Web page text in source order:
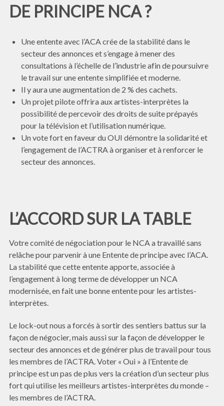
DE PRINCIPE NCA ?
Une entente avec l’ACA crée de la stabilité dans le
secteur des annonces et s’engage à mener des
consultations à l’échelle de l’industrie afin de poursuivre
le travail sur une entente simplifiée et moderne.
Il y aura une augmentation de 2 % des cachets.
Un projet pilote offrira aux artistes-interprètes la
possibilité de percevoir des droits de suite prépayés
pour la télévision et l’utilisation numérique.
Un vote fort en faveur du OUI démontre la solidarité et
l’engagement de l’ACTRA à organiser et à renforcer le
secteur des annonces.
L’ACCORD SUR LA TABLE
Votre comité de négociation pour le NCA a travaillé sans
relâche pour parvenir à une Entente de principe avec l’ACA.
La stabilité que cette entente apporte, associée à
l’engagement à long terme de développer un NCA
modernisée, en fait une bonne entente pour les artistes-
interprètes.
Le lock-out nous a forcés à sortir des sentiers battus sur la
façon de négocier, mais aussi sur la façon de développer le
secteur des annonces et de générer plus de travail pour tous
les membres de l’ACTRA. Voter « Oui » à l’Entente de
principe est un pas de plus vers la création d’un secteur plus
fort qui utilise les meilleurs artistes-interprètes du monde –
les membres de l’ACTRA.